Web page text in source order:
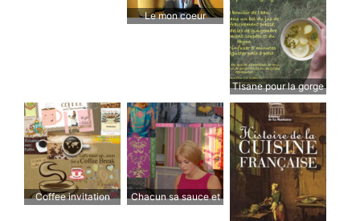
Le mon coeur
et surtout moins
sucrées
Tisane pour la gorge
Coffee invitation
Chacun sa sauce et